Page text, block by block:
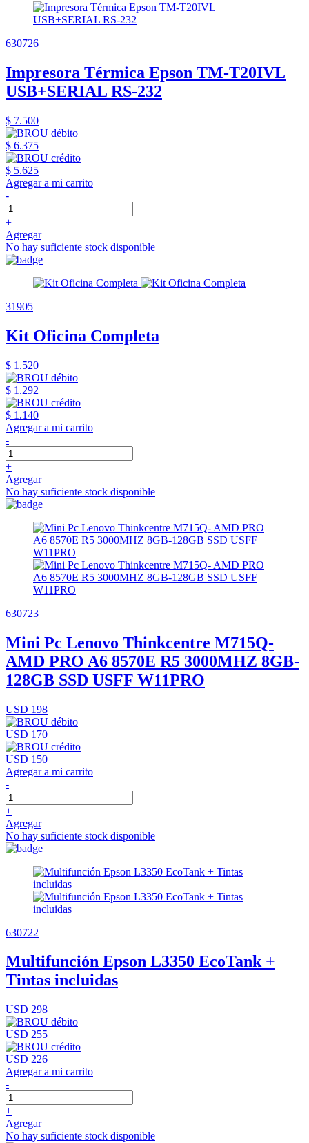
630726
Impresora Térmica Epson TM-T20IVL
USB+SERIAL RS-232
$ 7.500
$ 6.375
$ 5.625
Agregar a mi carrito
-
+
Agregar
No hay suficiente stock disponible
31905
Kit Oficina Completa
$ 1.520
$ 1.292
$ 1.140
Agregar a mi carrito
-
+
Agregar
No hay suficiente stock disponible
630723
Mini Pc Lenovo Thinkcentre M715Q-
AMD PRO A6 8570E R5 3000MHZ 8GB-
128GB SSD USFF W11PRO
USD 198
USD 170
USD 150
Agregar a mi carrito
-
+
Agregar
No hay suficiente stock disponible
630722
Multifunción Epson L3350 EcoTank +
Tintas incluidas
USD 298
USD 255
USD 226
Agregar a mi carrito
-
+
Agregar
No hay suficiente stock disponible